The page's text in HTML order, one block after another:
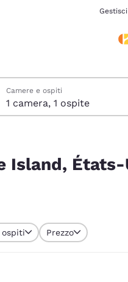
Canada
Camere e ospiti
1 camera, 1 ospite
Island,
ospiti Prezzo